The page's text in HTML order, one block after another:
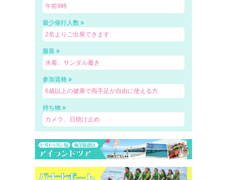
午前9時
最少催行人数
2名よりご出発できます
服装
水着、サンダル履き
参加資格
6歳以上の健康で両手足が自由に使える方
持ち物
カメラ、日焼け止め